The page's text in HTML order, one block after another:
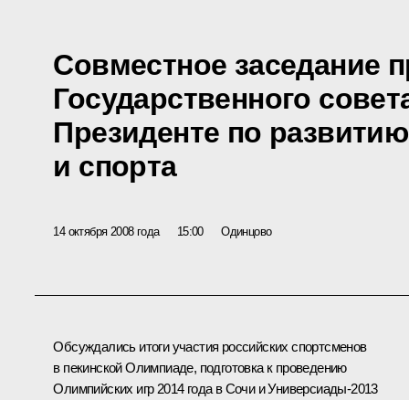
Совместное заседание
Государственного
Президенте по
и спорта
14 октября 2008 года 15:00 Одинцово
Обсуждались итоги участия российских спортсменов
в пекинской Олимпиаде, подготовка к проведению
Олимпийских игр 2014 года в Сочи и Универсиады-2013